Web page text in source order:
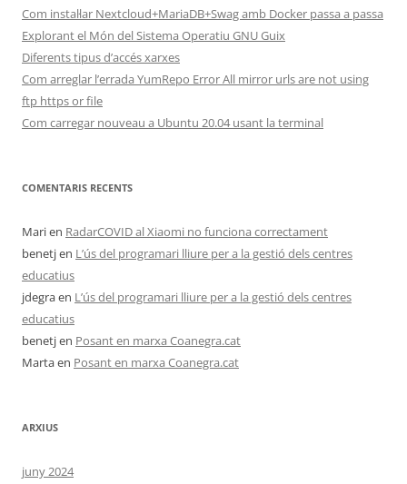
Com instal·lar Nextcloud+MariaDB+Swag amb Docker passa a passa
Explorant el Món del Sistema Operatiu GNU Guix
Diferents tipus d’accés xarxes
Com arreglar l’errada YumRepo Error All mirror urls are not using
ftp https or file
Com carregar nouveau a Ubuntu 20.04 usant la terminal
COMENTARIS RECENTS
Marien RadarCOVID al Xiaomi no funciona correctament
benetjen L’ús del programari lliure per a la gestió dels centres
educatius
jdegraen L’ús del programari lliure per a la gestió dels centres
educatius
benetjen Posant en marxa Coanegra.cat
Martaen Posant en marxa Coanegra.cat
ARXIUS
juny 2024